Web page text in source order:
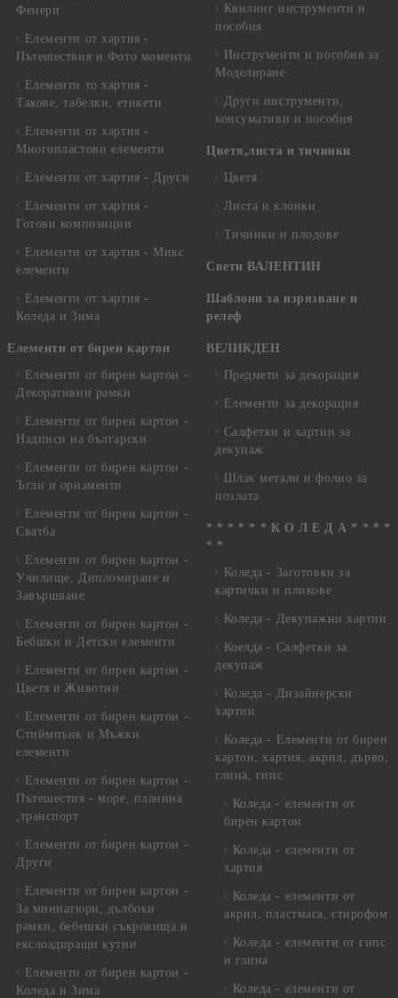
Фенери
Елементи от хартия -
Пътешествия и Фото моменти
Елементи то хартия -
Такове, табелки, етикети
Елементи от хартия -
Многопластови елементи
Елементи от хартия - Други
Елементи от хартия -
Готови композиции
Елементи от хартия - Микс
елементи
Елементи от хартия -
Коледа и Зима
Елементи от бирен картон
Елементи от бирен картон -
Декоративни рамки
Елементи от бирен картон -
Надписи на български
Елементи от бирен картон -
Ъгли и орнаменти
Елементи от бирен картон -
Сватба
Елементи от бирен картон -
Училище, Дипломиране и
Завършване
Елементи от бирен картон -
Бебшки и Детски елементи
Елементи от бирен картон -
Цветя и Животни
Елементи от бирен картон -
Стиймпънк и Мъжки
елементи
Елементи от бирен картон -
Пътешестия - море, планина
,транспорт
Елементи от бирен картон -
Други
Елементи от бирен картон -
За миниатюри, дълбоки
рамки, бебешки съкровища и
екслоадиращи кутии
Елементи от бирен картон -
Коледа и Зима
Квилинг инструменти и
пособия
Инструменти и пособия за
Моделиране
Други инструменти,
консумативи и пособия
Цветя,листа и тичинки
Цветя
Листа и клонки
Тичинки и плодове
Свети ВАЛЕНТИН
Шаблони за изрязване и
релеф
ВЕЛИКДЕН
Предмети за декорация
Елементи за декорация
Салфетки и хартии за
декупаж
Шлак метали и фолио за
позлата
* * * * * * К О Л Е Д А * * * *
* *
Коледа - Заготовки за
картички и пликове
Коледа - Декупажни хартии
Коелда - Салфетки за
декупаж
Коледа - Дизайнерски
хартии
Коледа - Eлементи от бирен
картон, хартия, акрил, дърво,
глина, гипс
Коледа - елементи от
бирен картон
Коледа - елементи от
хартия
Коледа - елементи от
акрил, пластмаса, стирофом
Коледа - елементи от гипс
и глина
Коледа - елементи от